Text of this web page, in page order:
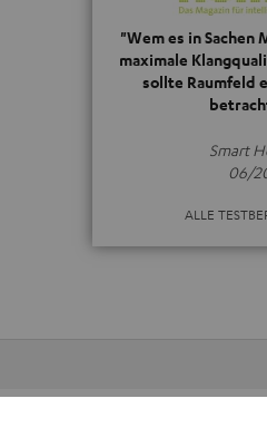
"Wem es in
maximale
sollte Raumfeld
Smart
06/
ALLE